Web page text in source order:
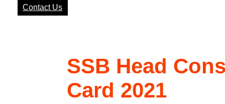
Contact Us
SSB Head
Card 2021